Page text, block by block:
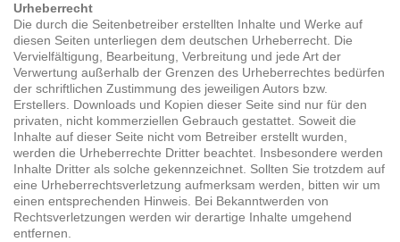
Urheberrecht
Die durch die Seitenbetreiber erstellten Inhalte und Werke auf
diesen Seiten unterliegen dem deutschen Urheberrecht. Die
Vervielfältigung, Bearbeitung, Verbreitung und jede Art der
Verwertung außerhalb der Grenzen des Urheberrechtes bedürfen
der schriftlichen Zustimmung des jeweiligen Autors bzw.
Erstellers. Downloads und Kopien dieser Seite sind nur für den
privaten, nicht kommerziellen Gebrauch gestattet. Soweit die
Inhalte auf dieser Seite nicht vom Betreiber erstellt wurden,
werden die Urheberrechte Dritter beachtet. Insbesondere werden
Inhalte Dritter als solche gekennzeichnet. Sollten Sie trotzdem auf
eine Urheberrechtsverletzung aufmerksam werden, bitten wir um
einen entsprechenden Hinweis. Bei Bekanntwerden von
Rechtsverletzungen werden wir derartige Inhalte umgehend
entfernen.